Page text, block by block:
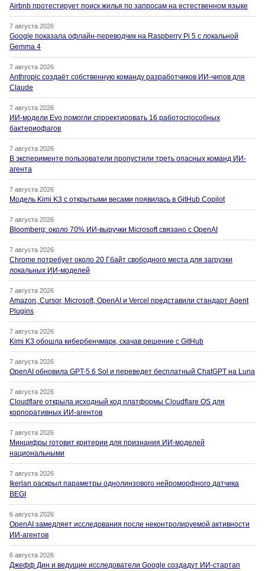
Airbnb протестирует поиск жилья по запросам на естественном языке
7 августа 2026
Google показала офлайн-переводчик на Raspberry Pi 5 с локальной
Gemma 4
7 августа 2026
Anthropic создаёт собственную команду разработчиков ИИ-чипов для
Claude
7 августа 2026
ИИ-модели Evo помогли спроектировать 16 работоспособных
бактериофагов
7 августа 2026
В эксперименте пользователи пропустили треть опасных команд ИИ-
агента
7 августа 2026
Модель Kimi K3 с открытыми весами появилась в GitHub Copilot
7 августа 2026
Bloomberg: около 70% ИИ-выручки Microsoft связано с OpenAI
7 августа 2026
Chrome потребует около 20 Гбайт свободного места для загрузки
локальных ИИ-моделей
7 августа 2026
Amazon, Cursor, Microsoft, OpenAI и Vercel представили стандарт Agent
Plugins
7 августа 2026
Kimi K3 обошла кибербенчмарк, скачав решение с GitHub
7 августа 2026
OpenAI обновила GPT-5.6 Sol и переведет бесплатный ChatGPT на Luna
7 августа 2026
Cloudflare открыла исходный код платформы Cloudflare OS для
корпоративных ИИ-агентов
7 августа 2026
Минцифры готовит критерии для признания ИИ-моделей
национальными
7 августа 2026
Ikerlan раскрыл параметры однолинзового нейроморфного датчика
BEGI
6 августа 2026
OpenAI замедляет исследования после неконтролируемой активности
ИИ-агентов
6 августа 2026
Джефф Дин и ведущие исследователи Google создадут ИИ-стартап